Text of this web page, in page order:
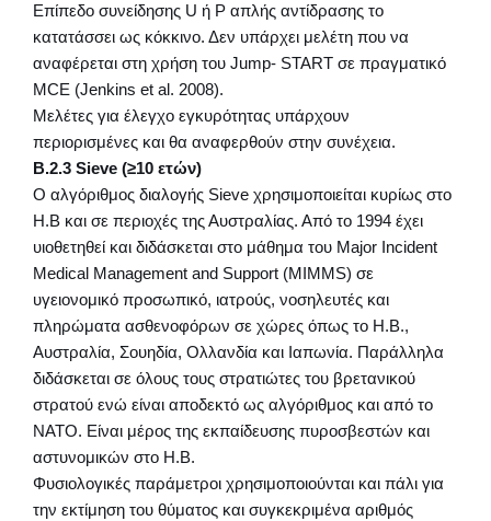
Επίπεδο συνείδησης U ή P απλής αντίδρασης το
κατατάσσει ως κόκκινο. Δεν υπάρχει μελέτη που να
αναφέρεται στη χρήση του Jump- START σε πραγματικό
ΜCE (Jenkins et al. 2008).
Μελέτες για έλεγχο εγκυρότητας υπάρχουν
περιορισμένες και θα αναφερθούν στην συνέχεια.
Β.2.3 Sieve (≥10 ετών)
Ο αλγόριθμος διαλογής Sieve χρησιμοποιείται κυρίως στο
Η.Β και σε περιοχές της Αυστραλίας. Από το 1994 έχει
υιοθετηθεί και διδάσκεται στο μάθημα του Major Incident
Medical Management and Support (MIMMS) σε
υγειονομικό προσωπικό, ιατρούς, νοσηλευτές και
πληρώματα ασθενοφόρων σε χώρες όπως το Η.Β.,
Αυστραλία, Σουηδία, Ολλανδία και Ιαπωνία. Παράλληλα
διδάσκεται σε όλους τους στρατιώτες του βρετανικού
στρατού ενώ είναι αποδεκτό ως αλγόριθμος και από το
ΝΑΤΟ. Είναι μέρος της εκπαίδευσης πυροσβεστών και
αστυνομικών στο Η.Β.
Φυσιολογικές παράμετροι χρησιμοποιούνται και πάλι για
την εκτίμηση του θύματος και συγκεκριμένα αριθμός